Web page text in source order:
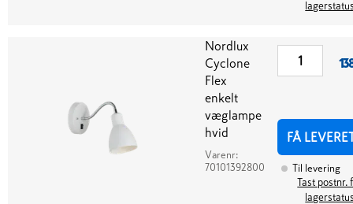
Nordlux
Cyclone
Flex
enkelt
væglampe
hvid
Varenr:
70101392800
FÅ
Til levering
Tast postnr.